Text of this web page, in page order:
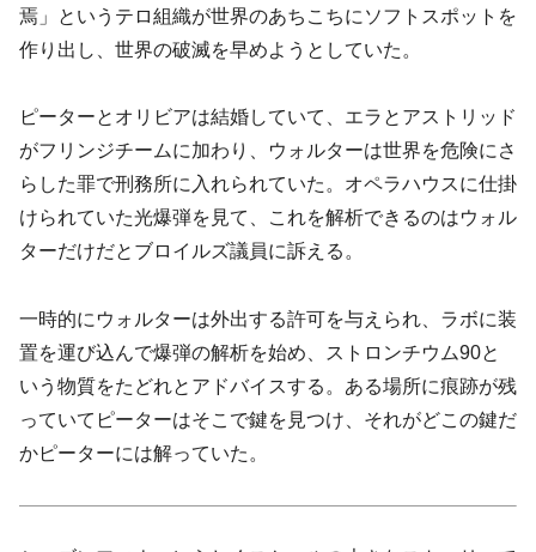
焉」というテロ組織が世界のあちこちにソフトスポットを
作り出し、世界の破滅を早めようとしていた。
ピーターとオリビアは結婚していて、エラとアストリッド
がフリンジチームに加わり、ウォルターは世界を危険にさ
らした罪で刑務所に入れられていた。オペラハウスに仕掛
けられていた光爆弾を見て、これを解析できるのはウォル
ターだけだとブロイルズ議員に訴える。
一時的にウォルターは外出する許可を与えられ、ラボに装
置を運び込んで爆弾の解析を始め、ストロンチウム90と
いう物質をたどれとアドバイスする。ある場所に痕跡が残
っていてピーターはそこで鍵を見つけ、それがどこの鍵だ
かピーターには解っていた。